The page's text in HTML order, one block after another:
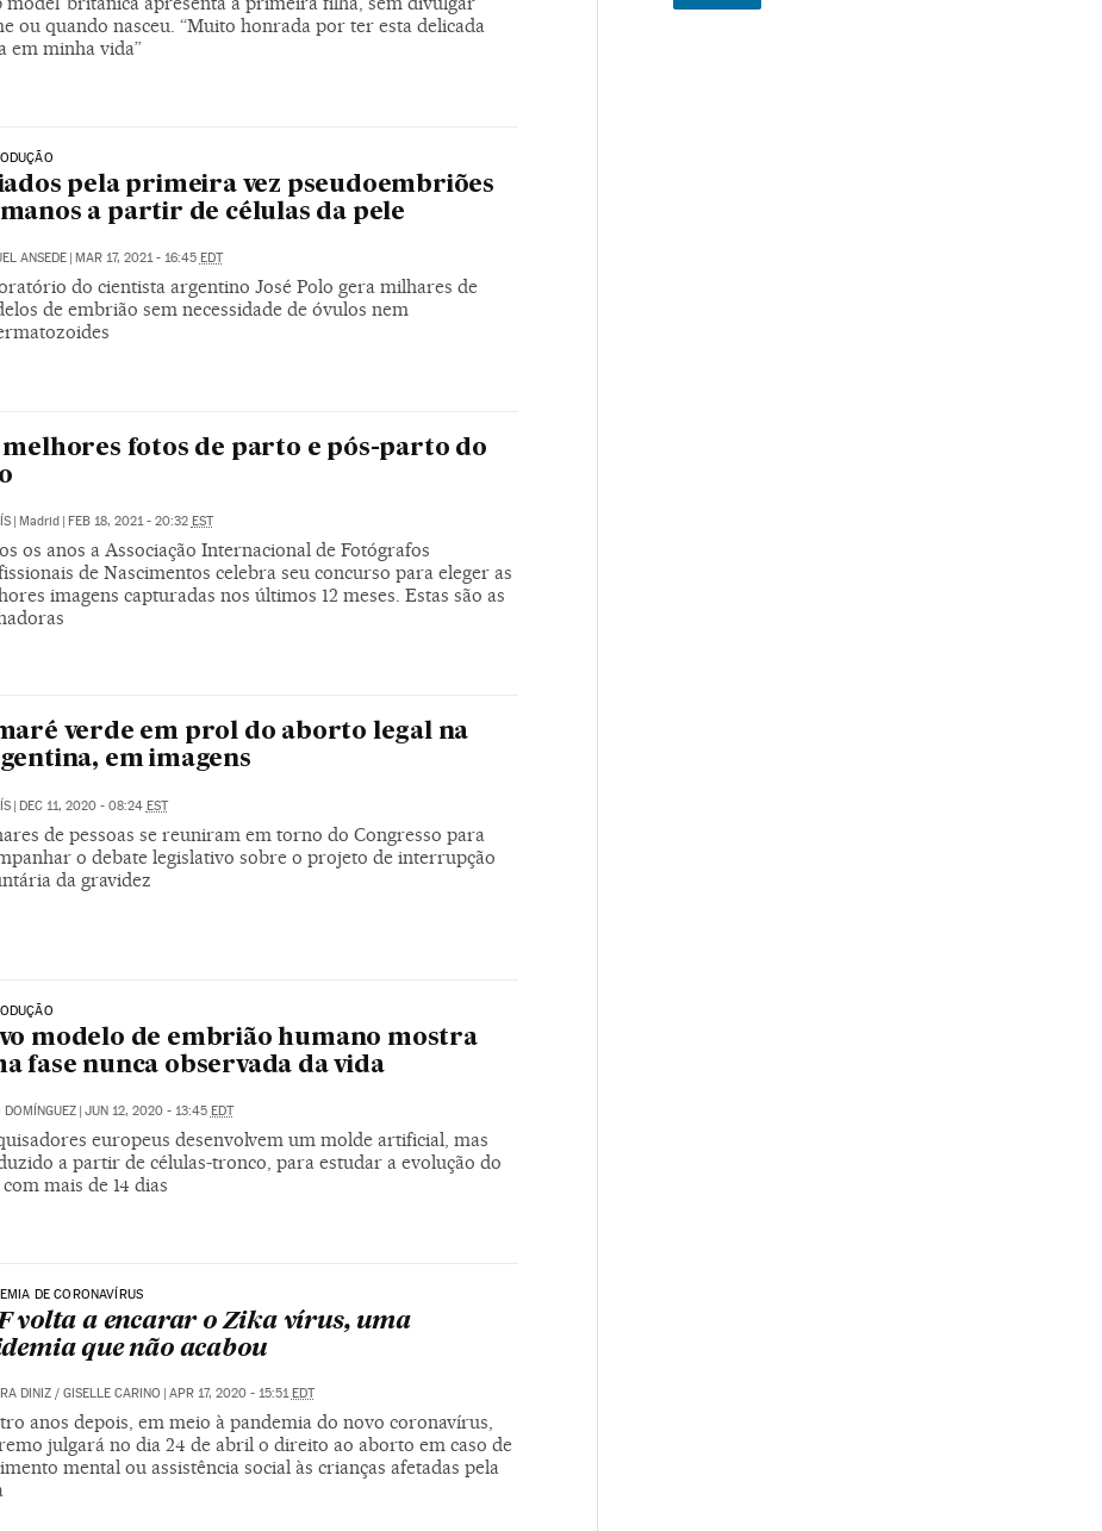
ou quando nasceu. “Muito honrada por ter esta delicada
em minha vida”
pela primeira vez pseudoembriões
a partir de células da pele
ANSEDE MAR 17, 2021 - 16:45 EDT
do cientista argentino José Polo gera milhares de
de embrião sem necessidade de óvulos nem
melhores fotos de parto e pós-parto do
| Madrid | FEB 18, 2021 - 20:32 EST
os anos a Associação Internacional de Fotógrafos
de Nascimentos celebra seu concurso para eleger as
imagens capturadas nos últimos 12 meses. Estas são as
verde em prol do aborto legal na
em imagens
| DEC 11, 2020 - 08:24 EST
de pessoas se reuniram em torno do Congresso para
o debate legislativo sobre o projeto de interrupção
da gravidez
modelo de embrião humano mostra
fase nunca observada da vida
DOMÍNGUEZ | JUN 12, 2020 - 13:45 EDT
europeus desenvolvem um molde artificial, mas
a partir de células-tronco, para estudar a evolução do
mais de 14 dias
DE CORONAVÍRUS
volta a encarar o Zika vírus, uma
que não acabou
DINIZ/ GISELLE CARINO APR 17, 2020 - 15:51 EDT
anos depois, em meio à pandemia do novo coronavírus,
julgará no dia 24 de abril o direito ao aborto em caso de
mental ou assistência social às crianças afetadas pela